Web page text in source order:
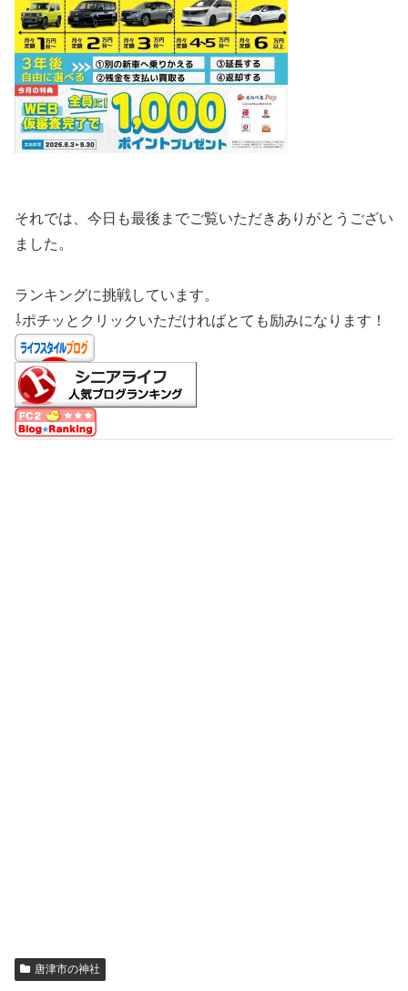
それでは、今日も最後までご覧いただきありがとうござい
ました。
ランキングに挑戦しています。
⇩ポチッとクリックいただければとても励みになります！
唐津市の神社